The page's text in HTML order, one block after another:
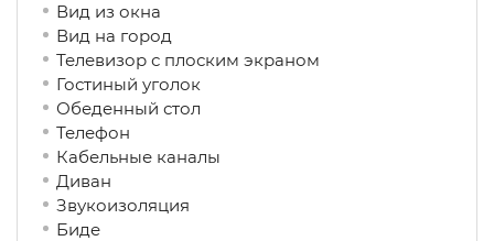
Вид из окна
Вид на город
Телевизор с плоским экраном
Гостиный уголок
Обеденный стол
Телефон
Кабельные каналы
Диван
Звукоизоляция
Биде